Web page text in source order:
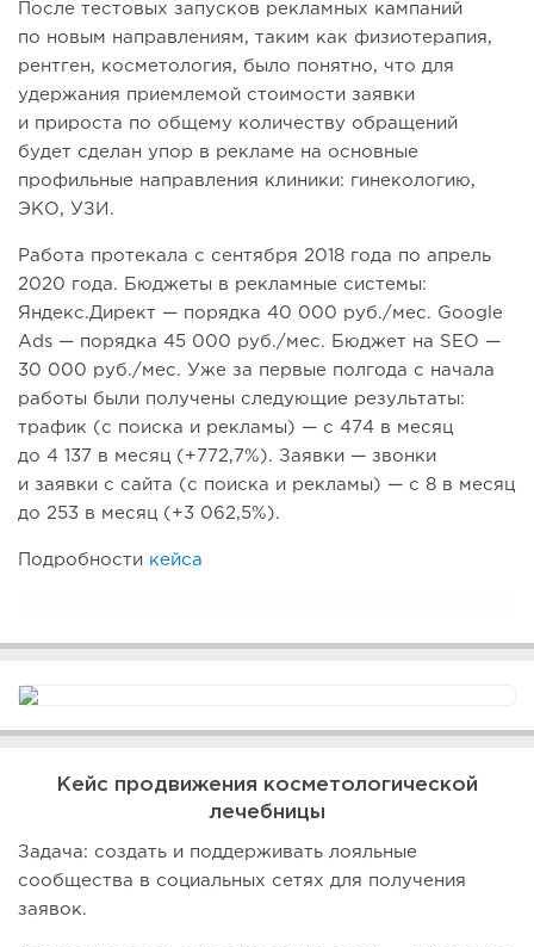
После тестовых запусков рекламных кампаний
по новым направлениям, таким как физиотерапия,
рентген, косметология, было понятно, что для
удержания приемлемой стоимости заявки
и прироста по общему количеству обращений
будет сделан упор в рекламе на основные
профильные направления клиники: гинекологию,
ЭКО, УЗИ.
Работа протекала с сентября 2018 года по апрель
2020 года. Бюджеты в рекламные системы:
Яндекс.Директ — порядка 40 000 руб./мес. Google
Ads — порядка 45 000 руб./мес. Бюджет на SEO —
30 000 руб./мес. Уже за первые полгода с начала
работы были получены следующие результаты:
трафик (с поиска и рекламы) — с 474 в месяц
до 4 137 в месяц (+772,7%). Заявки — звонки
и заявки с сайта (с поиска и рекламы) — с 8 в месяц
до 253 в месяц (+3 062,5%).
Подробности кейса
Кейс продвижения косметологической
лечебницы
Задача: создать и поддерживать лояльные
сообщества в социальных сетях для получения
заявок.